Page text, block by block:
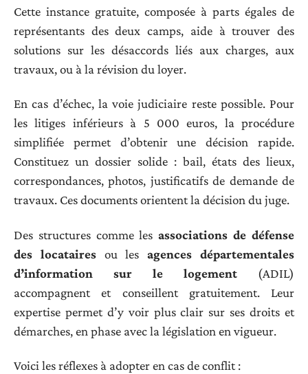
Cette instance gratuite, composée à parts égales de
représentants des deux camps, aide à trouver des
solutions sur les désaccords liés aux charges, aux
travaux, ou à la révision du loyer.
En cas d’échec, la voie judiciaire reste possible. Pour
les litiges inférieurs à 5 000 euros, la procédure
simplifiée permet d’obtenir une décision rapide.
Constituez un dossier solide : bail, états des lieux,
correspondances, photos, justificatifs de demande de
travaux. Ces documents orientent la décision du juge.
Des structures comme lesassociations de défense
des locatairesou lesagences départementales
d’information sur le logement (ADIL)
accompagnent et conseillent gratuitement. Leur
expertise permet d’y voir plus clair sur ses droits et
démarches, en phase avec la législation en vigueur.
Voici les réflexes à adopter en cas de conflit :